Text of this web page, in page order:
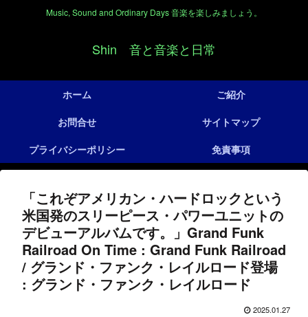
Music, Sound and Ordinary Days 音楽を楽しみましょう。
Shin 音と音楽と日常
ホーム
ご紹介
お問合せ
サイトマップ
プライバシーポリシー
免責事項
「これぞアメリカン・ハードロックという
米国発のスリーピース・パワーユニットの
デビューアルバムです。」Grand Funk
Railroad On Time : Grand Funk Railroad
/ グランド・ファンク・レイルロード登場
: グランド・ファンク・レイルロード
2025.01.27